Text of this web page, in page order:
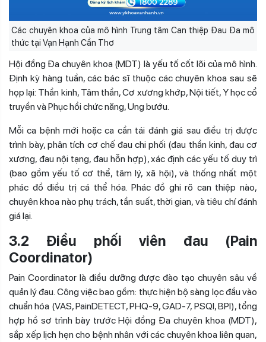
Các chuyên khoa của mô hình Trung tâm Can thiệp Đau Đa mô
thức tại Vạn Hạnh Cần Thơ
Hội đồng Đa chuyên khoa (MDT) là yếu tố cốt lõi của mô hình.
Định kỳ hàng tuần, các bác sĩ thuộc các chuyên khoa sau sẽ
họp lại: Thần kinh, Tâm thần, Cơ xương khớp, Nội tiết, Y học cổ
truyền và Phục hồi chức năng, Ung bướu.
Mỗi ca bệnh mới hoặc ca cần tái đánh giá sau điều trị được
trình bày, phân tích cơ chế đau chi phối (đau thần kinh, đau cơ
xương, đau nội tạng, đau hỗn hợp), xác định các yếu tố duy trì
(bao gồm yếu tố cơ thể, tâm lý, xã hội), và thống nhất một
phác đồ điều trị cá thể hóa. Phác đồ ghi rõ can thiệp nào,
chuyên khoa nào phụ trách, tần suất, thời gian, và tiêu chí đánh
giá lại.
3.2 Điều phối viên đau (Pain
Coordinator)
Pain Coordinator là điều dưỡng được đào tạo chuyên sâu về
quản lý đau. Công việc bao gồm: thực hiện bộ sàng lọc đầu vào
chuẩn hóa (VAS, PainDETECT, PHQ-9, GAD-7, PSQI, BPI), tổng
hợp hồ sơ trình bày trước Hội đồng Đa chuyên khoa (MDT),
sắp xếp lịch hẹn cho bệnh nhân với các chuyên khoa liên quan,